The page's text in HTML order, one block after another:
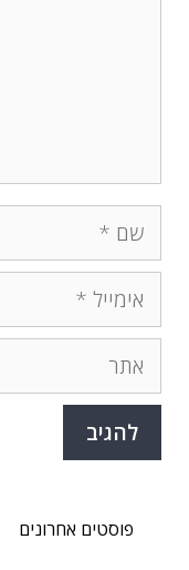
שם
אימייל
אתר
פוסטים אחרונים